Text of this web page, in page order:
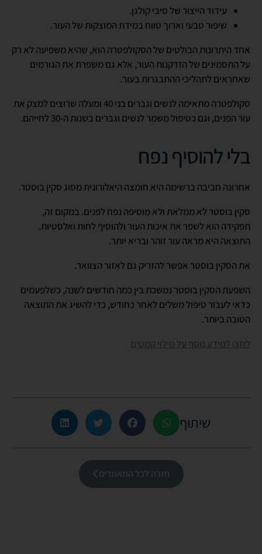
עידוד הייצור של סיבי קולגן.
שיפור טבעי וארוך טווח במידת המוצקות של העור.
אחד היתרונות הבולטים של הסקולפטרה הוא, שהיא משפיעה לא רק
על התסמינים של הזדקנות העור, אלא גם משפרת את הגורמים
שאחראים לתהליכי ההתבגרות בעור.
סקולפטרה מתאימה לנשים וגברים בני 40 ומעלה שרוצים למצק את
עור הפנים, וגם כטיפול משמר לנשים וגברים בשנות ה-30 לחייהם.
בלי להוסיף נפח
אחרונה חביבה ברשימה היא חומצה היאלורונית מסוג סקין בוסטר.
סקין בוסטר לא ממלאת ולא מוסיפה נפח לפנים. במקום זה,
תפקידה הוא לשפר את איכות העור ולהוסיף לחות ואלסטיות.
התוצאה היא מראה עור זוהר ובריא יותר.
את הסקין בוסטר אפשר להזריק גם לאזור הצוואר.
השפעת הסקין בוסטר נמשכת בין כמה חודשים לשנה, כשלפעמים
כדאי לעבור טיפול משלים לאחר כחודש, כדי להשיג את התוצאה
הטובה ביותר.
לחצו למידע נוסף על מילוי קמטים
שיתוף
חזרה לכל המאמרים